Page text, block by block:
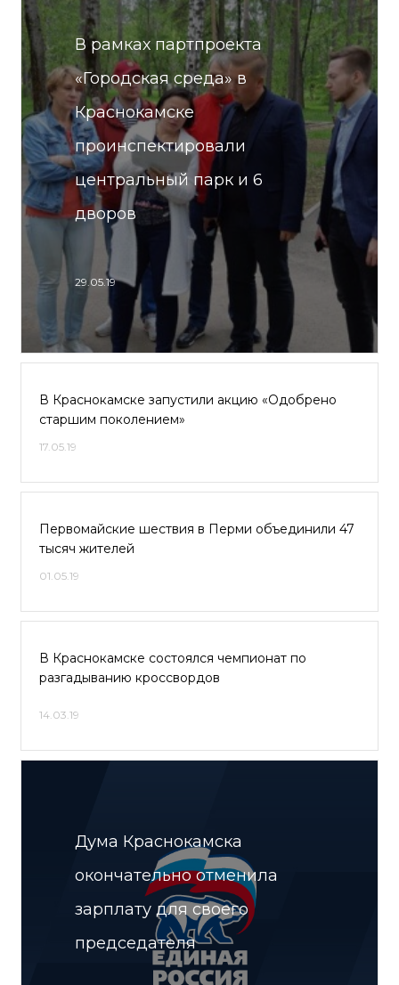
В рамках партпроекта
«Городская среда» в
Краснокамске
проинспектировали
центральный парк и 6
дворов
29.05.19
В Краснокамске запустили акцию «Одобрено
старшим поколением»
17.05.19
Первомайские шествия в Перми объединили 47
тысяч жителей
01.05.19
В Краснокамске состоялся чемпионат по
разгадыванию кроссвордов
14.03.19
Дума Краснокамска
окончательно отменила
зарплату для своего
председателя